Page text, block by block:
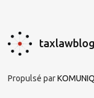
Propulsé par